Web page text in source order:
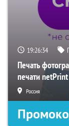
19:26:33
Печать
печати netPrint
Россия